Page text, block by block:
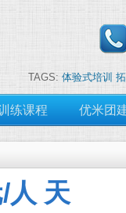
TAGS: 体验式培训
练课程 优米团
人 天